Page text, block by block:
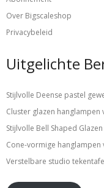
Over Bigscaleshop
Privacybeleid
Uitgelichte
Stijlvolle Deense pastel
Cluster glazen
Stijlvolle Bell Shaped
Cone-vormige hanglampen
Verstelbare studio